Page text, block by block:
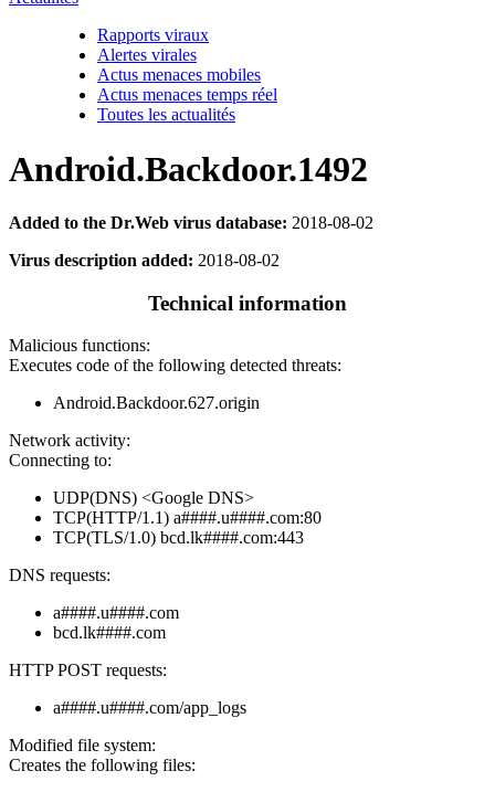
Rapports viraux
Alertes virales
Actus menaces mobiles
Actus menaces temps réel
Toutes les actualités
Android.Backdoor.1492
Added to the Dr.Web virus database: 2018-08-02
Virus description added: 2018-08-02
Technical information
Malicious functions:
Executes code of the following detected threats:
Android.Backdoor.627.origin
Network activity:
Connecting to:
UDP(DNS) <Google DNS>
TCP(HTTP/1.1) a####.u####.com:80
TCP(TLS/1.0) bcd.lk####.com:443
DNS requests:
a####.u####.com
bcd.lk####.com
HTTP POST requests:
a####.u####.com/app_logs
Modified file system:
Creates the following files: